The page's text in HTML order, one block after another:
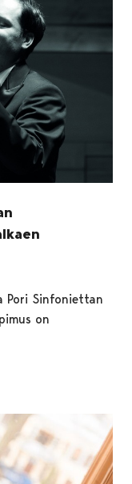
Pori Sinfoniettan
on